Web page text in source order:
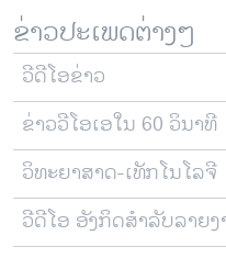
ພາສາຕ່າງໆ
ຂ່າວປະເພດຕ່າງໆ
ວີດີໂອຂ່າວ
ຂ່າວວີໂອເອໃນ 60 ວິນາທີ
ວິທະຍາສາດ-ເທັກໂນໂລຈີ
ວີດີໂອ ອັງກິດສຳລັບລາຍງ